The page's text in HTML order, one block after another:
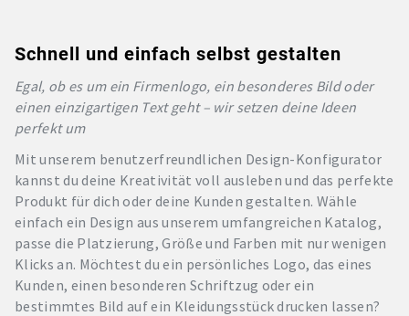
Schnell und einfach selbst gestalten
Egal, ob es um ein Firmenlogo, ein besonderes Bild oder
einen einzigartigen Text geht – wir setzen deine Ideen
perfekt um
Mit unserem benutzerfreundlichen Design-Konfigurator
kannst du deine Kreativität voll ausleben und das perfekte
Produkt für dich oder deine Kunden gestalten. Wähle
einfach ein Design aus unserem umfangreichen Katalog,
passe die Platzierung, Größe und Farben mit nur wenigen
Klicks an. Möchtest du ein persönliches Logo, das eines
Kunden, einen besonderen Schriftzug oder ein
bestimmtes Bild auf ein Kleidungsstück drucken lassen?